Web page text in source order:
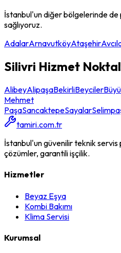
İstanbul'un diğer bölgelerinde
sağlıyoruz.
AdalarArnavutköyAtaşehir
Silivri Hizmet
AlibeyAlipaşaBekirliBeyciler
Mehmet
PaşaSancaktepeSayalar
tamiri.com.tr
İstanbul'un güvenilir teknik
çözümler, garantili işçilik.
Hizmetler
Beyaz Eşya
Kombi Bakımı
Klima Servisi
Kurumsal